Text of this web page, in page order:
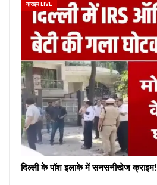
क्राइम LIVE
दिल्ली के पॉश इलाके में सनसनीखेज क्राइम!